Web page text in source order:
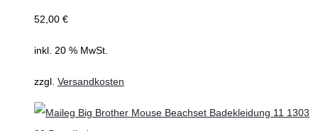
52,00 €
inkl. 20 % MwSt.
zzgl. Versandkosten